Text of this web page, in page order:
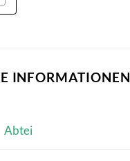
INFORMATIONEN
Abtei